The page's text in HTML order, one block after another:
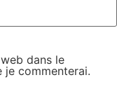
dans le
je commenterai.